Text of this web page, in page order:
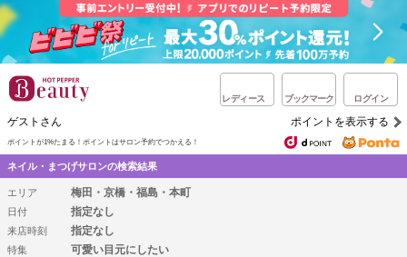
レディース ブックマーク ログイン
ゲストさん ポイントを表示する
ポイントが1%たまる！ ポイントはサロン予約でつかえる！
ネイル・まつげサロンの検索結果
エリア 梅田・京橋・福島・本町
日付 指定なし
来店時刻 指定なし
特集 可愛い目元にしたい